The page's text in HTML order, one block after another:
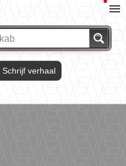
Schrijf verhaal